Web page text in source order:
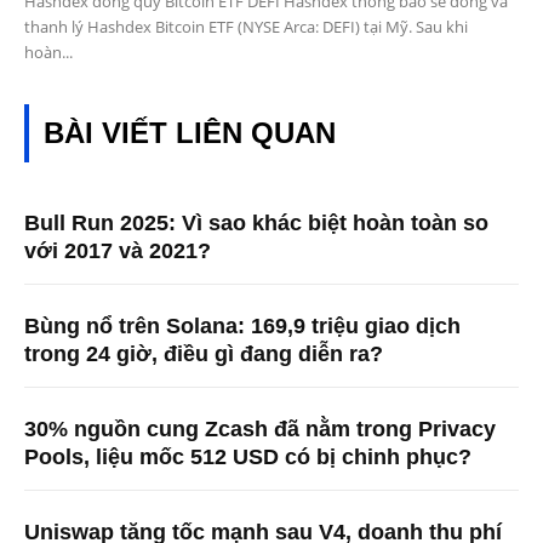
thanh lý Hashdex Bitcoin ETF (NYSE Arca: DEFI) tại Mỹ. Sau khi
hoàn...
BÀI VIẾT LIÊN QUAN
Bull Run 2025: Vì sao khác biệt hoàn toàn so
với 2017 và 2021?
Bùng nổ trên Solana: 169,9 triệu giao dịch
trong 24 giờ, điều gì đang diễn ra?
30% nguồn cung Zcash đã nằm trong Privacy
Pools, liệu mốc 512 USD có bị chinh phục?
Uniswap tăng tốc mạnh sau V4, doanh thu phí